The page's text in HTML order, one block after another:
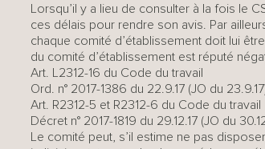
Lorsqu’il y a lieu de consulter à la fois le
ces délais pour rendre son avis. Par
chaque comité d’établissement doit lui
du comité d’établissement est réputé
Art. L2312-16 du Code du travail
Ord. n° 2017-1386 du 22.9.17 (JO du
Art. R2312-5 et R2312-6 du Code du travail
Décret n° 2017-1819 du 29.12.17 (JO du
Le comité peut, s’il estime ne pas